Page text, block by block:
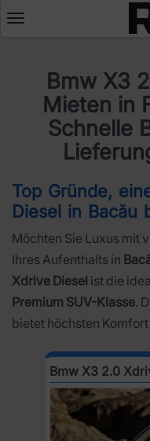
Deschide
Bmw X3
Mieten in
Schnelle
Top Gründe,
Diesel in Bacău
Möchten Sie Luxus mit
Ihres Aufenthalts in
Xdrive Diesel ist die
Premium SUV-Klasse.
bietet höchsten
Bmw X3 2.0